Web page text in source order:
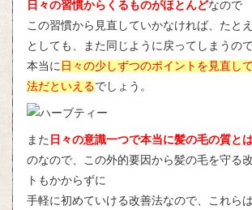
日々の習慣からくるものがほとんどなので
この習慣から見直していかなければ、たと
としても、また同じように戻ってしまうの
本当に 日々の少しずつのポイントを見直し
法だといえるでしょう。
また 日々の意識一つで本当に髪の毛の質と
のなので、この外的要因から髪の毛を守る
トもかからずに
手軽に初めていける改善法なので、これら